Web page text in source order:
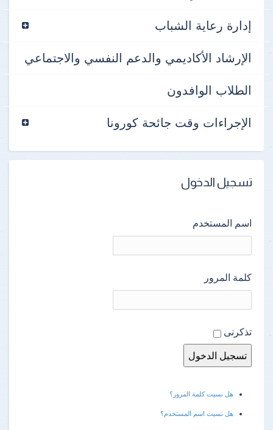
إدارة رعاية الشباب
الإرشاد الأكاديمي والدعم النفسي والاجتماعي
الطلاب الوافدون
الإجراءات وقت جائحة كورونا
تسجيل الدخول
اسم المستخدم
كلمة المرور
تذكرنى
هل نسيت كلمة المرور؟
هل نسيت اسم المستخدم؟